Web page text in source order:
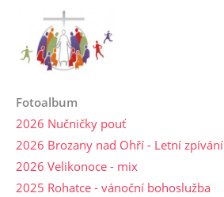
Fotoalbum
2026 Nučničky pouť
2026 Brozany nad Ohří - Letní zpívání
2026 Velikonoce - mix
2025 Rohatce - vánoční bohoslužba